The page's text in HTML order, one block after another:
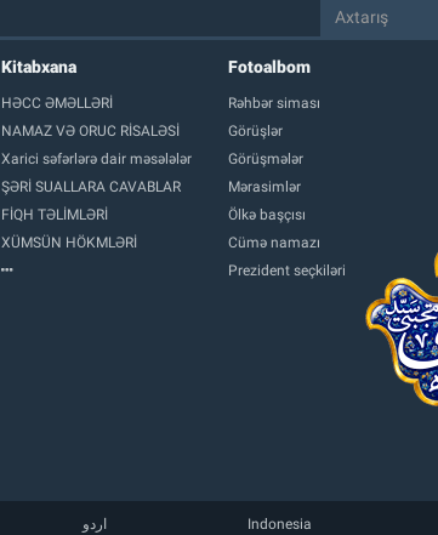
Kitabxana
HƏCC ƏMƏLLƏRİ
NAMAZ VƏ ORUC RİSALƏSİ
Xarici səfərlərə dair məsələlər
ŞƏRİ SUALLARA CAVABLAR
FİQH TƏLİMLƏRİ
XÜMSÜN HÖKMLƏRİ
Fotoalbom
Rəhbər siması
Görüşlər
Görüşmələr
Mərasimlər
Ölkə başçısı
Cümə namazı
Prezident seçkiləri
اردو Indonesia